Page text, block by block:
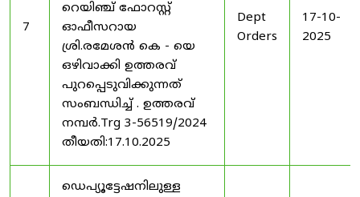
7
റെയിഞ്ച് ഫോറസ്റ്റ്
ഓഫീസറായ
ശ്രി.രമേശൻ കെ - യെ
ഒഴിവാക്കി ഉത്തരവ്
പുറപ്പെടുവിക്കുന്നത്
സംബന്ധിച്ച് . ഉത്തരവ്
നമ്പർ.Trg 3-56519/2024
തീയതി:17.10.2025
Dept
Orders
17-10-
2025
ഡെപ്യൂട്ടേഷനിലുള്ള